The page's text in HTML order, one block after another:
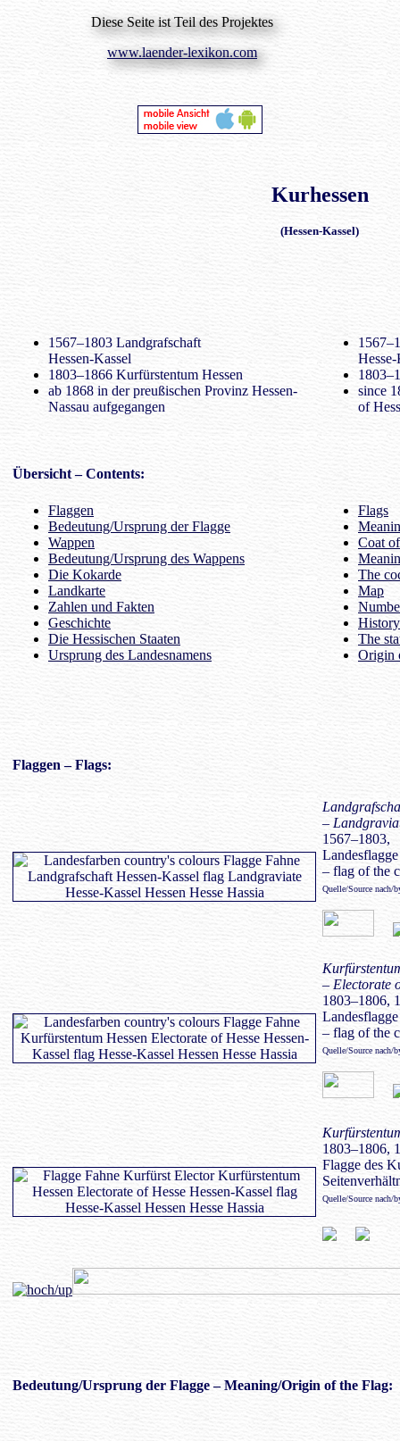
Diese Seite ist Teil des Projektes
www.laender-lexikon.com
Kurhessen
(Hessen-Kassel)
1567–1803 Landgrafschaft
Hessen-Kassel
1803–1866 Kurfürstentum Hessen
ab 1868 in der preußischen Provinz Hessen-
Nassau aufgegangen
since
of
Übersicht– Contents:
Flaggen
Bedeutung/Ursprung der Flagge
Wappen
Bedeutung/Ursprung des Wappens
Die Kokarde
Landkarte
Zahlen und Fakten
Geschichte
Die Hessischen Staaten
Ursprung des Landesnamens
Flags
Coat
The
Map
History
The
Origin
Flaggen – Flags:
–
1567–1803,
– flag of the
Quelle/Source nach/
– Electorate
1803–1806,
– flag of the
Quelle/Source nach/
1803–1806,
Flagge des
Quelle/Source nach/
Bedeutung/Ursprung der Flagge – Meaning/Origin of the Flag: